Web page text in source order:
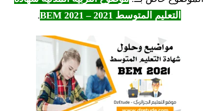
التعليم المتوسط 2021 – BEM 2021
.